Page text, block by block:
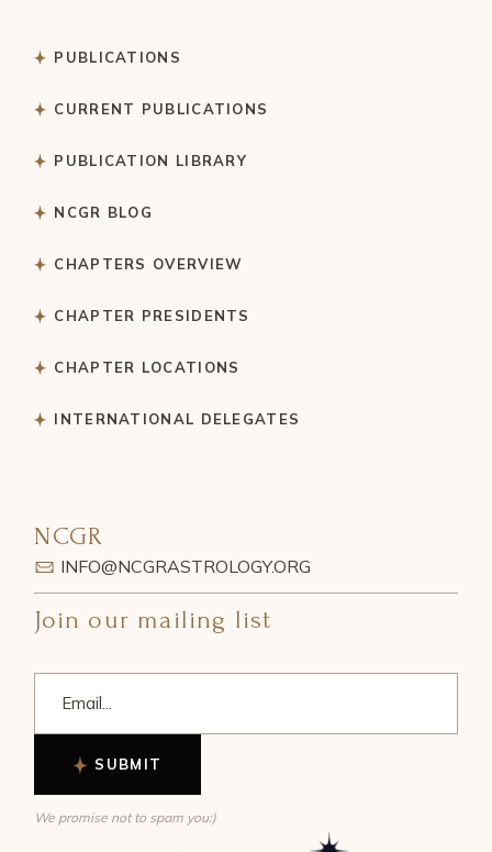
PUBLICATIONS
CURRENT PUBLICATIONS
PUBLICATION LIBRARY
NCGR BLOG
CHAPTERS OVERVIEW
CHAPTER PRESIDENTS
CHAPTER LOCATIONS
INTERNATIONAL DELEGATES
NCGR
INFO@NCGRASTROLOGY.ORG
Join our mailing list
SUBMIT
We promise not to spam you:)